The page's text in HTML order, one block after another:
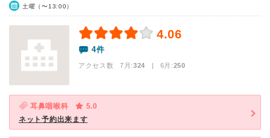
土曜（〜13:00）
4.06
4件
アクセス数 7月:324 | 6月:250
耳鼻咽喉科
5.0
ネット予約出来ます